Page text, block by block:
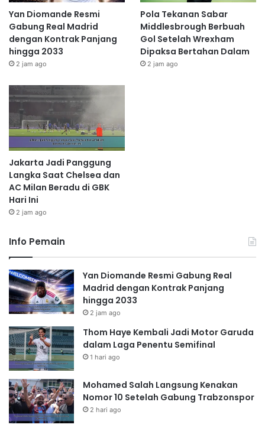
Yan Diomande Resmi
Gabung Real Madrid
dengan Kontrak Panjang
hingga 2033
2 jam ago
Pola Tekanan Sabar
Middlesbrough Berbuah
Gol Setelah Wrexham
Dipaksa Bertahan Dalam
2 jam ago
Jakarta Jadi Panggung
Langka Saat Chelsea dan
AC Milan Beradu di GBK
Hari Ini
2 jam ago
Info Pemain
Yan Diomande Resmi Gabung Real
Madrid dengan Kontrak Panjang
hingga 2033
2 jam ago
Thom Haye Kembali Jadi Motor Garuda
dalam Laga Penentu Semifinal
1 hari ago
Mohamed Salah Langsung Kenakan
Nomor 10 Setelah Gabung Trabzonspor
2 hari ago